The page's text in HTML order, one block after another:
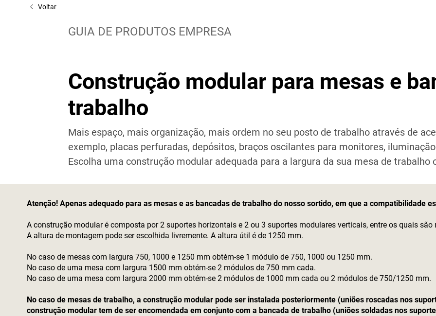
Voltar
GUIA DE PRODUTOS EMPRESA
Construção modular para mesas e
trabalho
Mais espaço, mais organização, mais ordem no seu posto de trabalho através de
exemplo, placas perfuradas, depósitos, braços oscilantes para monitores,
Escolha uma construção modular adequada para a largura da sua mesa de trabalho
Atenção! Apenas adequado para as mesas e as bancadas de trabalho do nosso sortido, em que a compatibilidade
A construção modular é composta por 2 suportes horizontais e 2 ou 3 suportes modulares verticais, entre os quais
A altura de montagem pode ser escolhida livremente. A altura útil é de 1250 mm.
No caso de mesas com largura 750, 1000 e 1250 mm obtém-se 1 módulo de 750, 1000 ou 1250 mm.
No caso de uma mesa com largura 1500 mm obtém-se 2 módulos de 750 mm cada.
No caso de uma mesa com largura 2000 mm obtém-se 2 módulos de 1000 mm cada ou 2 módulos de 750/1250 mm.
No caso de mesas de trabalho, a construção modular pode ser instalada posteriormente (uniões roscadas nos
construção modular tem de ser encomendada em conjunto com a bancada de trabalho (uniões soldadas nos